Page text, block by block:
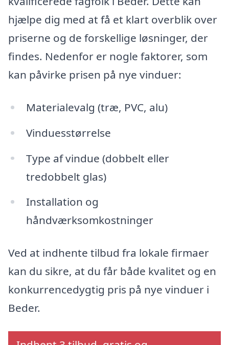
hjælpe dig med at få et klart overblik over
priserne og de forskellige løsninger, der
findes. Nedenfor er nogle faktorer, som
kan påvirke prisen på nye vinduer:
Materialevalg (træ, PVC, alu)
Vinduesstørrelse
Type af vindue (dobbelt eller
tredobbelt glas)
Installation og
håndværksomkostninger
Ved at indhente tilbud fra lokale firmaer
kan du sikre, at du får både kvalitet og en
konkurrencedygtig pris på nye vinduer i
Beder.